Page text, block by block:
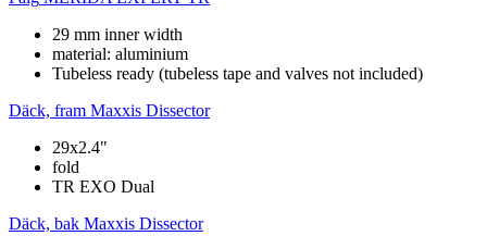
29 mm inner width
material: aluminium
Tubeless ready (tubeless tape and valves not included)
Däck, fram Maxxis Dissector
29x2.4"
fold
TR EXO Dual
Däck, bak Maxxis Dissector